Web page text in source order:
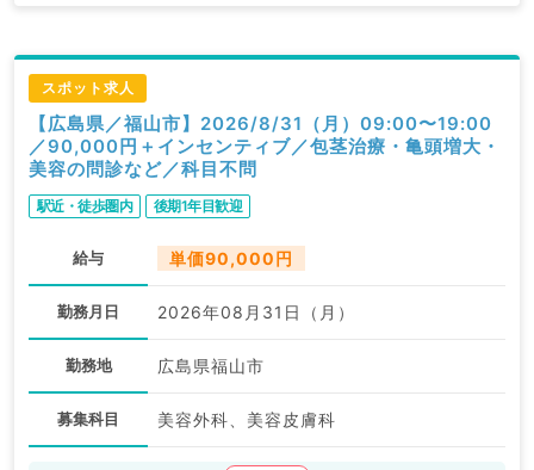
スポット求人
【広島県／福山市】2026/8/31（月）09:00〜19:00
／90,000円＋インセンティブ／包茎治療・亀頭増大・
美容の問診など／科目不問
駅近・徒歩圏内 後期1年目歓迎
給与 単価90,000円
勤務月日 2026年08月31日（月）
勤務地 広島県福山市
募集科目 美容外科、美容皮膚科